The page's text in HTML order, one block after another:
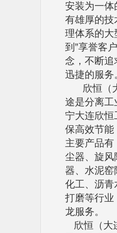
安装为一体
有雄厚的技
理体系的大
到”享誉客
念，不断追
迅捷的服务
欣恒（大
途是分离工
宁大连欣恒
保高效节能
主要产品
尘器、旋风
器、水泥
化工、沥青
打磨等行
龙服务。
欣恒（大